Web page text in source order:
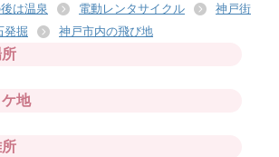
は温泉 電動レンタサイクル
神戸街
発掘 神戸市内の飛び地
地